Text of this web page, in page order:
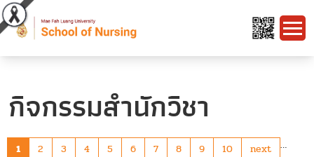
กิจกรรมสำนักวิชา
1 2 3 4 5 6 7 8 9 10 …
next